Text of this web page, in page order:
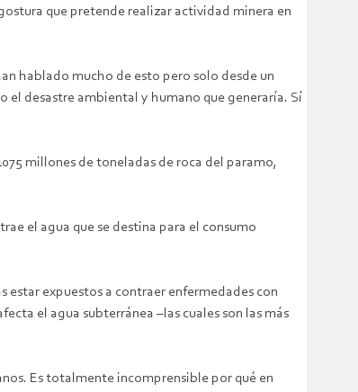
que pretende realizar actividad minera en
hablado mucho de esto pero solo desde un
el desastre ambiental y humano que generaría. Sí
millones de toneladas de roca del paramo,
el agua que se destina para el consumo
estar expuestos a contraer enfermedades con
el agua subterránea –las cuales son las más
Es totalmente incomprensible por qué en